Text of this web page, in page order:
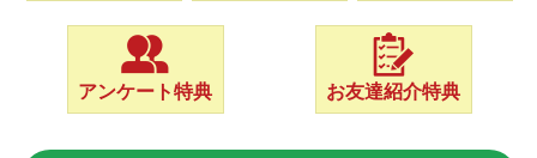
アンケート特典 お友達紹介特典